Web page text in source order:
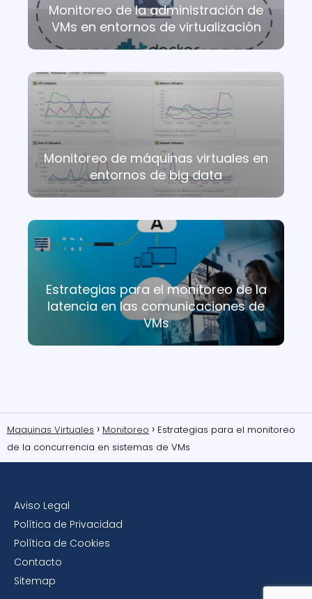
Monitoreo de la administración de
VMs en entornos de virtualización
Monitoreo de máquinas virtuales en
entornos de big data
Estrategias para el monitoreo de la
latencia en las comunicaciones de
VMs
Maquinas Virtuales Monitoreo
Estrategias para el monitoreo
de la concurrencia en sistemas de VMs
Aviso Legal
Política de Privacidad
Política de Cookies
Contacto
Sitemap